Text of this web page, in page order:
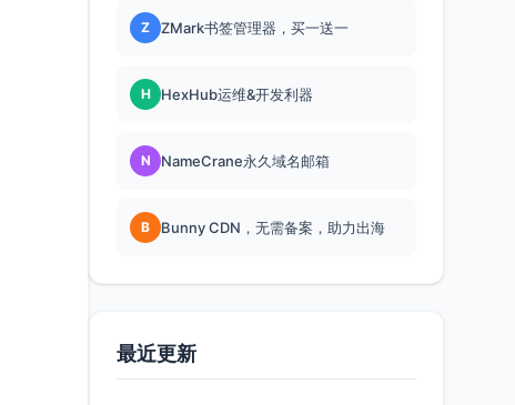
Z ZMark书签管理器，买一送一
H HexHub运维&开发利器
N NameCrane永久域名邮箱
B Bunny CDN，无需备案，助力出海
最近更新